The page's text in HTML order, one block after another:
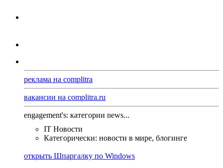
реклама на complitra
вакансии на complitra.ru
engagement's: категории news...
IT Новости
Категорически: новости в мире, блогинге
открыть Шпаргалку по Windows